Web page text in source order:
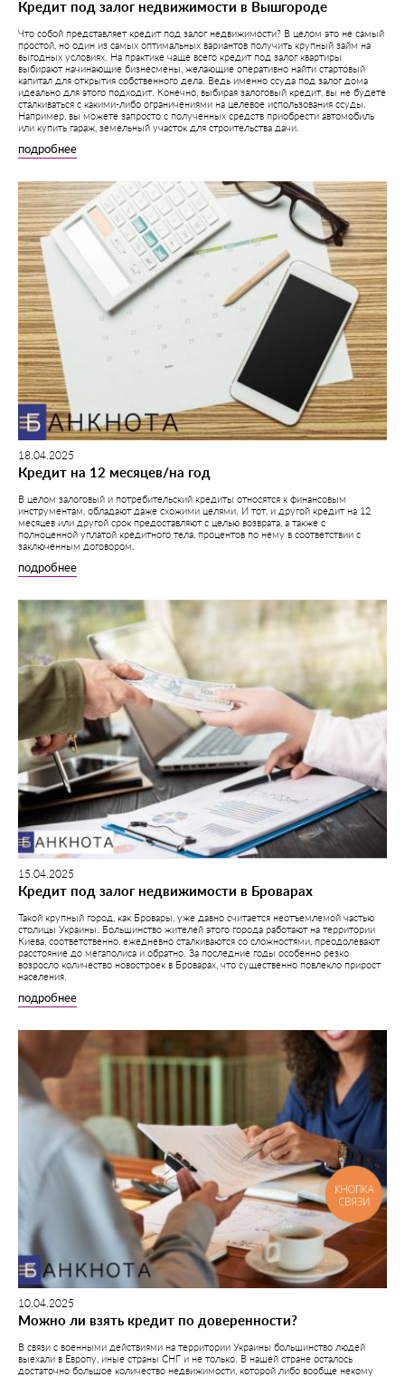
Кредит под залог недвижимости в Вышгороде
Что собой представляет кредит под залог недвижимости? В целом это не самый
простой, но один из самых оптимальных вариантов получить крупный займ на
выгодных условиях. На практике чаще всего кредит под залог квартиры
выбирают начинающие бизнесмены, желающие оперативно найти стартовый
капитал для открытия собственного дела. Ведь именно ссуда под залог дома
идеально для этого подходит. Конечно, выбирая залоговый кредит, вы не будете
сталкиваться с какими-либо ограничениями на целевое использования ссуды.
Например, вы можете запросто с полученных средств приобрести автомобиль
или купить гараж, земельный участок для строительства дачи.
подробнее
18.04.2025
Кредит на 12 месяцев/на год
В целом залоговый и потребительский кредиты относятся к финансовым
инструментам, обладают даже схожими целями. И тот, и другой кредит на 12
месяцев или другой срок предоставляют с целью возврата, а также с
полноценной уплатой кредитного тела, процентов по нему в соответствии с
заключенным договором.
подробнее
15.04.2025
Кредит под залог недвижимости в Броварах
Такой крупный город, как Бровары, уже давно считается неотъемлемой частью
столицы Украины. Большинство жителей этого города работают на территории
Киева, соответственно, ежедневно сталкиваются со сложностями, преодолевают
расстояние до мегаполиса и обратно. За последние годы особенно резко
возросло количество новостроек в Броварах, что существенно повлекло прирост
населения.
подробнее
10.04.2025
Можно ли взять кредит по доверенности?
В связи с военными действиями на территории Украины большинство людей
выехали в Европу, иные страны СНГ и не только. В нашей стране осталось
достаточно большое количество недвижимости, которой либо вообще некому
КНОПКА
СВЯЗИ